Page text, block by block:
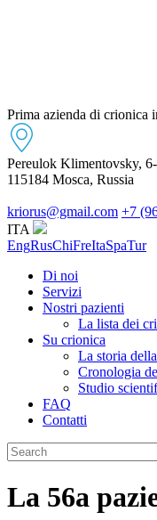
Prima azienda di crionica
Pereulok Klimentovsky,
115184 Mosca, Russia
kriorus@gmail.com +7
ITA
EngRusChiFreItaSpaTur
Di noi
Servizi
Nostri pazienti
La lista dei
Su crionica
La storia
Сronologia
Studio
FAQ
Contatti
La 56a